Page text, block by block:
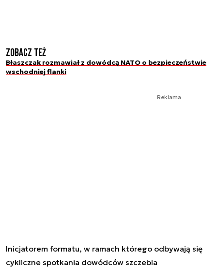
Zobacz też
Błaszczak rozmawiał z dowódcą NATO o bezpieczeństwie
wschodniej flanki
Reklama
Inicjatorem formatu, w ramach którego odbywają się
cykliczne spotkania dowódców szczebla